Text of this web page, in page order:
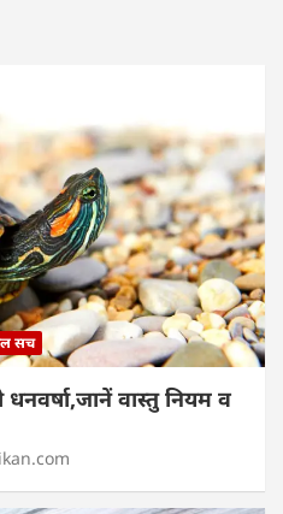
सच
वास्तु नियम व